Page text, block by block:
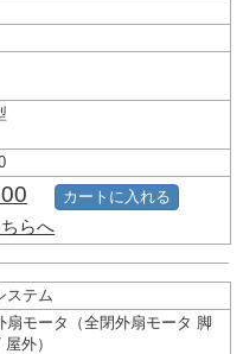
らへ
カートに入れる
ステム
扇モータ（全閉外扇モータ 脚
外）